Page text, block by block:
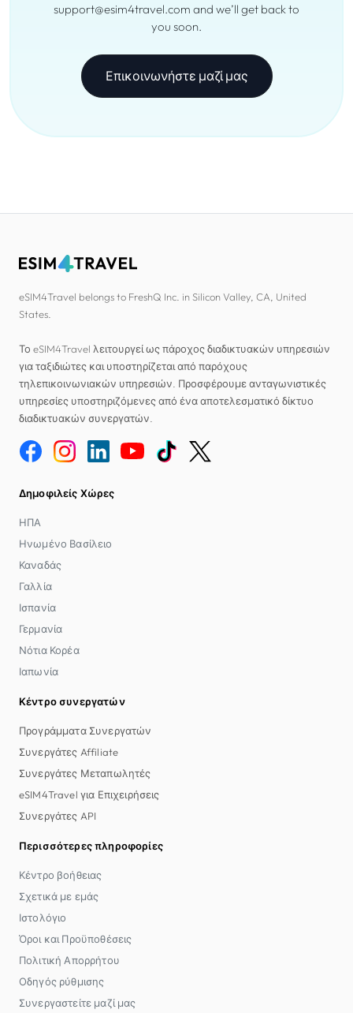
support@esim4travel.com and we’ll get back to
you soon.
Επικοινωνήστε μαζί μας
eSIM4Travel belongs to FreshQ Inc. in Silicon Valley, CA, United
States.
Το eSIM4Travel λειτουργεί ως πάροχος διαδικτυακών υπηρεσιών
για ταξιδιώτες και υποστηρίζεται από παρόχους
τηλεπικοινωνιακών υπηρεσιών. Προσφέρουμε ανταγωνιστικές
υπηρεσίες υποστηριζόμενες από ένα αποτελεσματικό δίκτυο
διαδικτυακών συνεργατών.
Δημοφιλείς Χώρες
ΗΠΑ
Ηνωμένο Βασίλειο
Καναδάς
Γαλλία
Ισπανία
Γερμανία
Νότια Κορέα
Ιαπωνία
Κέντρο συνεργατών
Προγράμματα Συνεργατών
Συνεργάτες Affiliate
Συνεργάτες Μεταπωλητές
eSIM4Travel για Επιχειρήσεις
Συνεργάτες API
Περισσότερες πληροφορίες
Κέντρο βοήθειας
Σχετικά με εμάς
Ιστολόγιο
Όροι και Προϋποθέσεις
Πολιτική Απορρήτου
Οδηγός ρύθμισης
Συνεργαστείτε μαζί μας